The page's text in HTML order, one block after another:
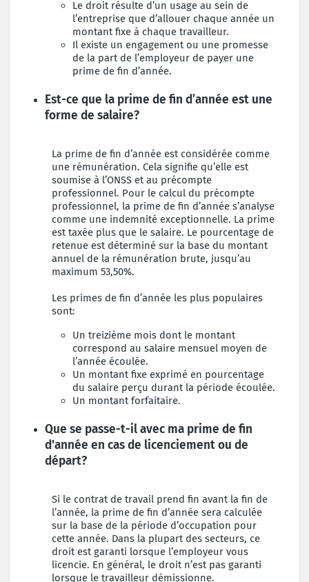
Le droit résulte d’un usage au sein de
l’entreprise que d’allouer chaque année un
montant fixe à chaque travailleur.
Il existe un engagement ou une promesse
de la part de l’employeur de payer une
prime de fin d’année.
Est-ce que la prime de fin d’année est une
forme de salaire?
La prime de fin d’année est considérée comme
une rémunération. Cela signifie qu’elle est
soumise à l’ONSS et au précompte
professionnel. Pour le calcul du précompte
professionnel, la prime de fin d’année s’analyse
comme une indemnité exceptionnelle. La prime
est taxée plus que le salaire. Le pourcentage de
retenue est déterminé sur la base du montant
annuel de la rémunération brute, jusqu’au
maximum 53,50%.
Les primes de fin d’année les plus populaires
sont:
Un treizième mois dont le montant
correspond au salaire mensuel moyen de
l’année écoulée.
Un montant fixe exprimé en pourcentage
du salaire perçu durant la période écoulée.
Un montant forfaitaire.
Que se passe-t-il avec ma prime de fin
d'année en cas de licenciement ou de
départ?
Si le contrat de travail prend fin avant la fin de
l’année, la prime de fin d’année sera calculée
sur la base de la période d’occupation pour
cette année. Dans la plupart des secteurs, ce
droit est garanti lorsque l’employeur vous
licencie. En général, le droit n’est pas garanti
lorsque le travailleur démissionne.